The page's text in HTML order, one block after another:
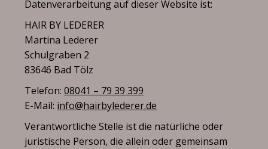
Datenverarbeitung auf dieser Website ist:
HAIR BY LEDERER
Martina Lederer
Schulgraben 2
83646 Bad Tölz
Telefon:08041 – 79 39 399
E-Mail: info@hairbylederer.de
Verantwortliche Stelle ist die natürliche oder
juristische Person, die allein oder gemeinsam